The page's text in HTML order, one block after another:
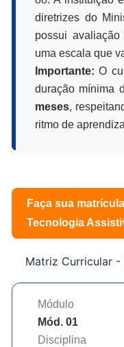
diretrizes do
possui
uma escala que
Importante: O
duração mínima
meses,
ritmo de
Faça sua
Tecnologia
Matriz Curricular -
Módulo
Mód. 01
Disciplina